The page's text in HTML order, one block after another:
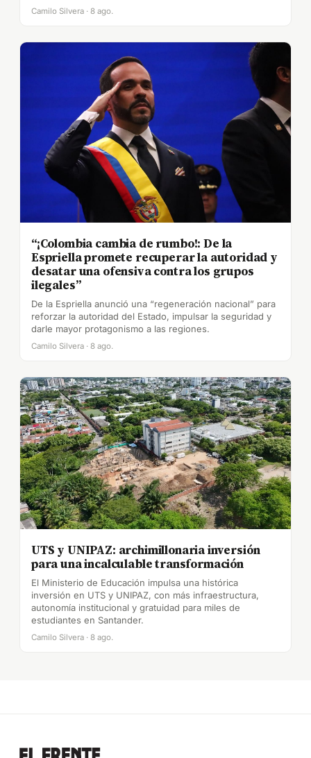
Camilo Silvera · 8 ago.
“¡Colombia cambia de rumbo!: De la
Espriella promete recuperar la autoridad y
desatar una ofensiva contra los grupos
ilegales”
De la Espriella anunció una “regeneración nacional” para
reforzar la autoridad del Estado, impulsar la seguridad y
darle mayor protagonismo a las regiones.
Camilo Silvera · 8 ago.
UTS y UNIPAZ: archimillonaria inversión
para una incalculable transformación
El Ministerio de Educación impulsa una histórica
inversión en UTS y UNIPAZ, con más infraestructura,
autonomía institucional y gratuidad para miles de
estudiantes en Santander.
Camilo Silvera · 8 ago.